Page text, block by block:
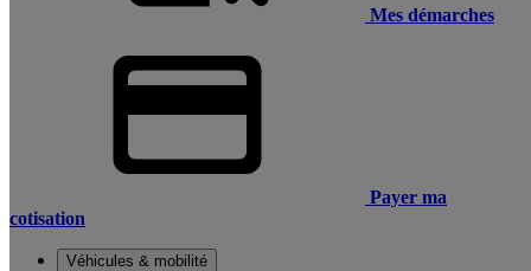
Mes démarches
Payer ma
cotisation
Véhicules & mobilité